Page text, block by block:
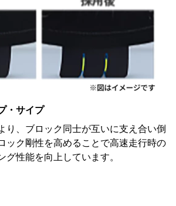
・サイプ
り、ブロック同士が互いに支え合い倒
ック剛性を高めることで高速走行時の
グ性能を向上しています。